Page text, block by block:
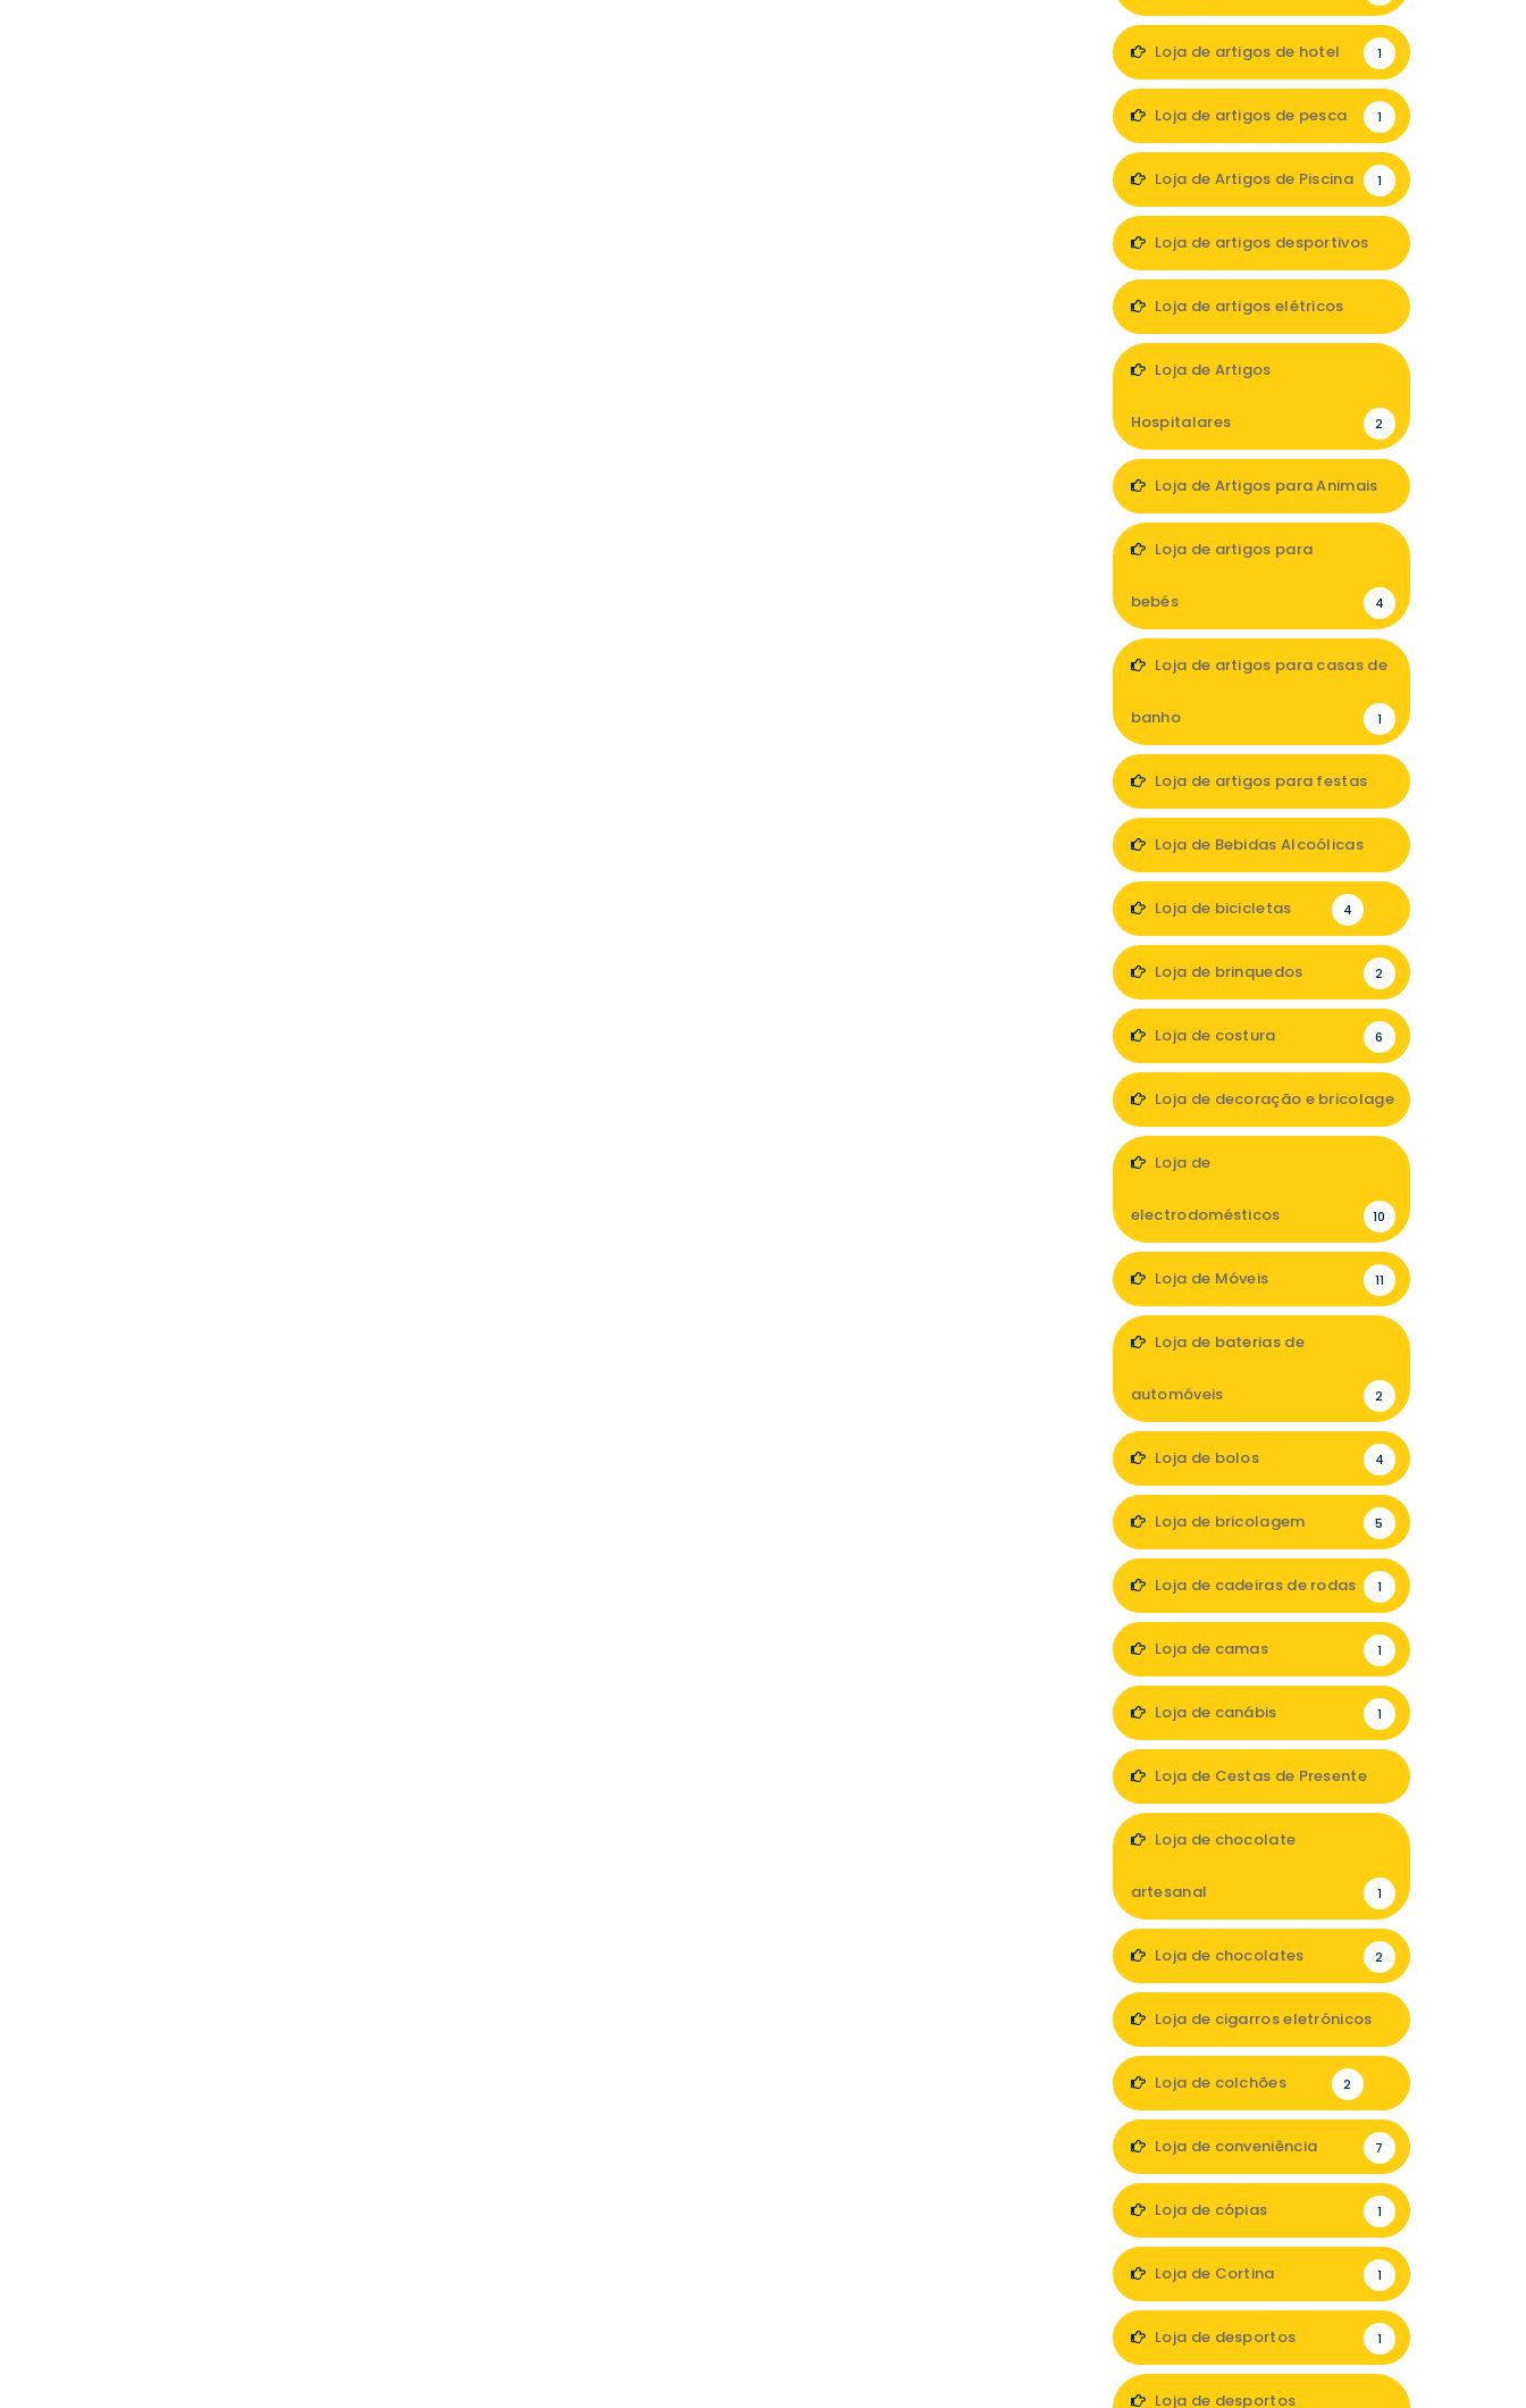
Loja de artigos de hotel 1
Loja de artigos de pesca 1
Loja de Artigos de Piscina 1
Loja de artigos desportivos
Loja de artigos elétricos
Loja de Artigos
Hospitalares 2
Loja de Artigos para Animais
Loja de artigos para
bebés 4
Loja de artigos para casas de
banho 1
Loja de artigos para festas
Loja de Bebidas Alcoólicas
Loja de bicicletas 4
Loja de brinquedos 2
Loja de costura 6
Loja de decoração e bricolage
Loja de
electrodomésticos 10
Loja de Móveis 11
Loja de baterias de
automóveis 2
Loja de bolos 4
Loja de bricolagem 5
Loja de cadeiras de rodas 1
Loja de camas 1
Loja de canábis 1
Loja de Cestas de Presente
Loja de chocolate
artesanal 1
Loja de chocolates 2
Loja de cigarros eletrónicos
Loja de colchões 2
Loja de conveniência 7
Loja de cópias 1
Loja de Cortina 1
Loja de desportos 1
Loja de desportos